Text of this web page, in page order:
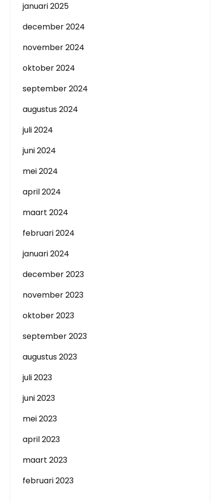
januari 2025
december 2024
november 2024
oktober 2024
september 2024
augustus 2024
juli 2024
juni 2024
mei 2024
april 2024
maart 2024
februari 2024
januari 2024
december 2023
november 2023
oktober 2023
september 2023
augustus 2023
juli 2023
juni 2023
mei 2023
april 2023
maart 2023
februari 2023